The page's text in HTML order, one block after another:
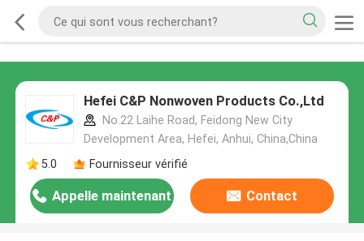
Hefei C&P Nonwoven Products Co.,Ltd
No.22 Laihe Road, Feidong New City
Development Area, Hefei, Anhui, China,China
5.0
Fournisseur vérifié
Appelle maintenant Contact